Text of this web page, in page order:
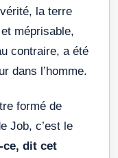
la terre
méprisable,
contraire, a été
dans l’homme.
formé de
Job, c’est le
ce, dit cet